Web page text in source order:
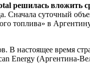
решилась вложить
Сначала суточный
топлива» в
настоящее время
Energy (Аргентина-